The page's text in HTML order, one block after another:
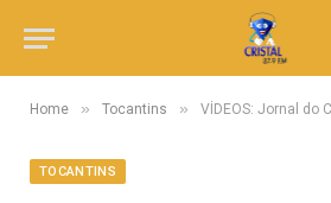
Home » Tocantins » VÍDEOS: Jornal do Campo
TOCANTINS